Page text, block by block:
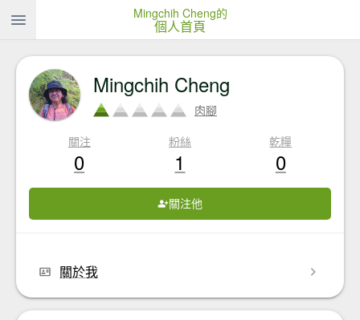
Mingchih Cheng的
個人首頁
Mingchih Cheng
肉腳
關注
0
粉絲
1
乾糧
0
關注他
關於我